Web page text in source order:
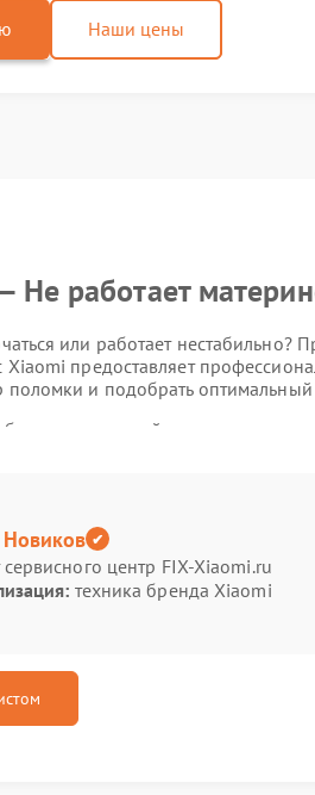
Наши цены
Не работает
или работает нестабильно?
Xiaomi предоставляет
поломки и подобрать
материнской платы относятся:
не загружается операционная
порты и разъемы;
экране или полное отсутствие
платы из строя разнообразны:
естественный износ компонентов.
комплексную проверку с
оцениваем:
Новиков
сервисного центр FIX-Xiaomi.ru
техника бренда Xiaomi